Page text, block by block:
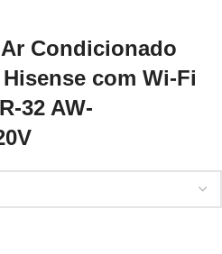
Ar Condicionado
com Wi-Fi
32 AW-